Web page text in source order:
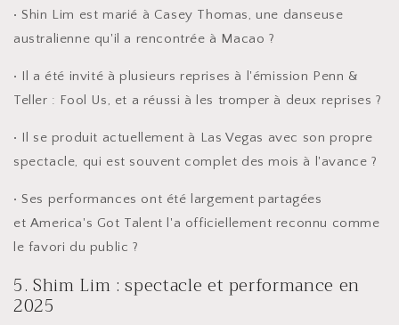
• Shin Lim est marié à Casey Thomas, une danseuse
australienne qu'il a rencontrée à Macao ?
• Il a été invité à plusieurs reprises à l'émission Penn &
Teller : Fool Us, et a réussi à les tromper à deux reprises ?
• Il se produit actuellement à Las Vegas avec son propre
spectacle, qui est souvent complet des mois à l'avance ?
• Ses performances ont été largement partagées
et America's Got Talent l'a officiellement reconnu comme
le favori du public ?
5. Shim Lim : spectacle et performance en
2025